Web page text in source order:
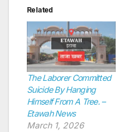
Related
The Laborer Committed
Suicide By Hanging
Himself From A Tree. –
Etawah News
March 1, 2026